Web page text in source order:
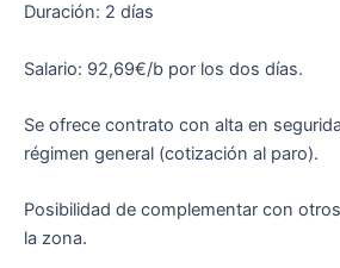
Duración: 2 días
Salario: 92,69€/b por los dos días.
Se ofrece contrato con alta en
régimen general (cotización al paro).
Posibilidad de complementar con
la zona.